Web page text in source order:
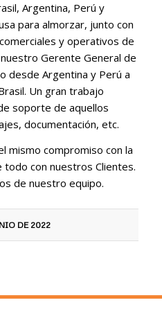
Argentina, Perú y
para almorzar, junto con
y operativos de
Gerente General de
desde Argentina y Perú a
Un gran trabajo
soporte de aquellos
documentación, etc.
mismo compromiso con la
todo con nuestros Clientes.
de nuestro equipo.
DE 2022